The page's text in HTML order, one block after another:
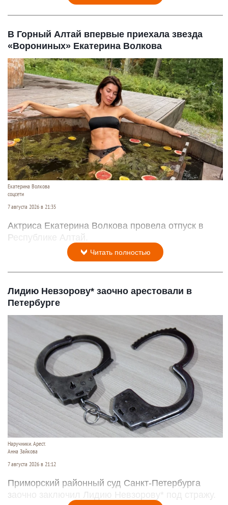
В Горный Алтай впервые приехала звезда
«Ворониных» Екатерина Волкова
Екатерина Волкова
соцсети
7 августа 2026 в 21:35
Актриса Екатерина Волкова провела отпуск в
Республике Алтай.
Читать полностью
Лидию Невзорову* заочно арестовали в
Петербурге
Наручники. Арест.
Анна Зайкова
7 августа 2026 в 21:12
Приморский районный суд Санкт-Петербурга
заочно заключил Лидию Невзорову* под стражу.